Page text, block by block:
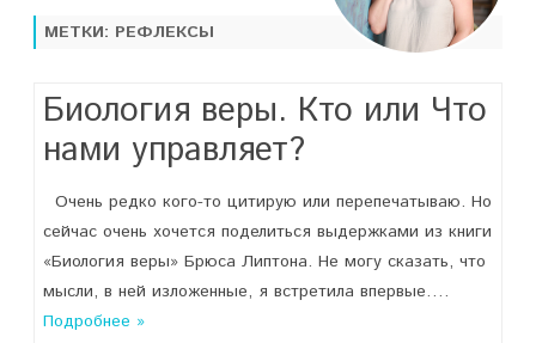
МЕТКИ: РЕФЛЕКСЫ
Биология веры. Кто или Что
нами управляет?
Очень редко кого-то цитирую или перепечатываю. Но
сейчас очень хочется поделиться выдержками из книги
«Биология веры» Брюса Липтона. Не могу сказать, что
мысли, в ней изложенные, я встретила впервые….
Подробнее »